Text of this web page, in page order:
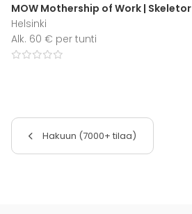
MOW Mothership of Work | Skeletor
Helsinki
Alk. 60 € per tunti
Hakuun (7000+ tilaa)